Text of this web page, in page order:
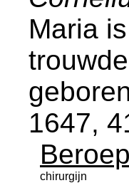
Maria
1647,
chirurgijn